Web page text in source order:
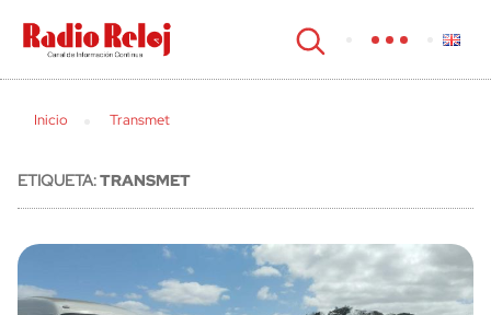
cerrar
Inicio Transmet
ETIQUETA:TRANSMET